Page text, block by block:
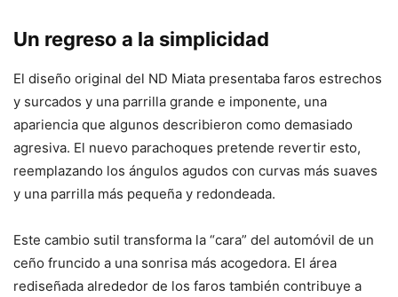
Un regreso a la simplicidad
El diseño original del ND Miata presentaba faros estrechos
y surcados y una parrilla grande e imponente, una
apariencia que algunos describieron como demasiado
agresiva. El nuevo parachoques pretende revertir esto,
reemplazando los ángulos agudos con curvas más suaves
y una parrilla más pequeña y redondeada.
Este cambio sutil transforma la “cara” del automóvil de un
ceño fruncido a una sonrisa más acogedora. El área
rediseñada alrededor de los faros también contribuye a